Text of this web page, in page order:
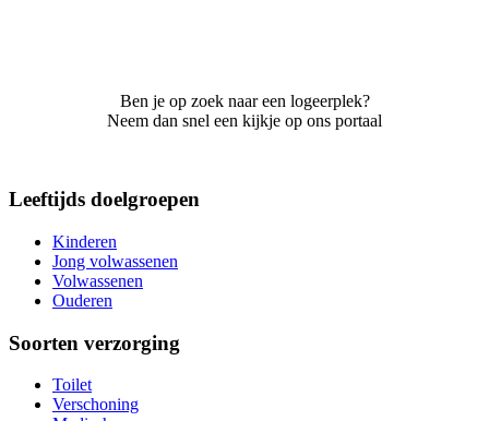
Ben je op zoek naar een logeerplek?
Neem dan snel een kijkje op ons portaal
Leeftijds doelgroepen
Kinderen
Jong volwassenen
Volwassenen
Ouderen
Soorten verzorging
Toilet
Verschoning